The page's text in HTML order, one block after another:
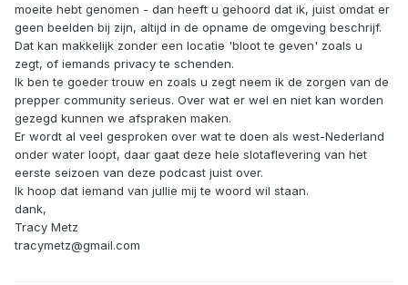
moeite hebt genomen - dan heeft u gehoord dat ik, juist omdat er
geen beelden bij zijn, altijd in de opname de omgeving beschrijf.
Dat kan makkelijk zonder een locatie 'bloot te geven' zoals u
zegt, of iemands privacy te schenden.
Ik ben te goeder trouw en zoals u zegt neem ik de zorgen van de
prepper community serieus. Over wat er wel en niet kan worden
gezegd kunnen we afspraken maken.
Er wordt al veel gesproken over wat te doen als west-Nederland
onder water loopt, daar gaat deze hele slotaflevering van het
eerste seizoen van deze podcast juist over.
Ik hoop dat iemand van jullie mij te woord wil staan.
dank,
Tracy Metz
tracymetz@gmail.com